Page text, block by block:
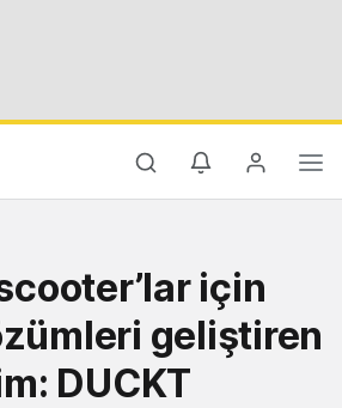
için
geliştiren
DUCKT